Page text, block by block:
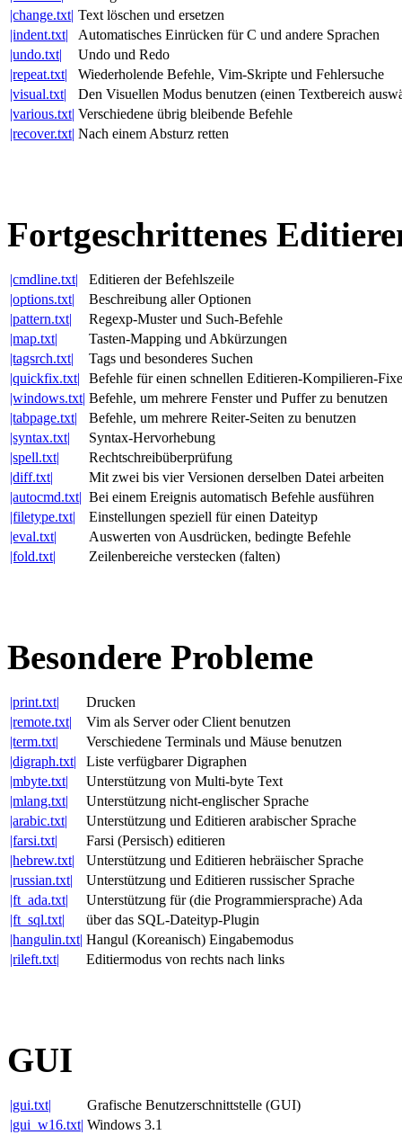
|change.txt| Text löschen und ersetzen
|indent.txt|
Automatisches Einrücken für C und andere Sprachen
|undo.txt|
Undo und Redo
|repeat.txt|
Wiederholende Befehle, Vim-Skripte und Fehlersuche
|visual.txt|
Den Visuellen Modus benutzen (einen Textbereich
|various.txt| Verschiedene übrig bleibende Befehle
|recover.txt| Nach einem Absturz retten
Fortgeschrittenes
|cmdline.txt|
Editieren der Befehlszeile
|options.txt|
Beschreibung aller Optionen
|pattern.txt|
Regexp-Muster und Such-Befehle
|map.txt|
Tasten-Mapping und Abkürzungen
|tagsrch.txt|
Tags und besonderes Suchen
|quickfix.txt|
Befehle für einen schnellen Editieren-Kompilieren-
|windows.txt| Befehle, um mehrere Fenster und Puffer zu benutzen
|tabpage.txt|
Befehle, um mehrere Reiter-Seiten zu benutzen
|syntax.txt|
Syntax-Hervorhebung
|spell.txt|
Rechtschreibüberprüfung
|diff.txt|
Mit zwei bis vier Versionen derselben Datei arbeiten
|autocmd.txt| Bei einem Ereignis automatisch Befehle ausführen
|filetype.txt|
Einstellungen speziell für einen Dateityp
|eval.txt|
Auswerten von Ausdrücken, bedingte Befehle
|fold.txt|
Zeilenbereiche verstecken (falten)
Besondere Probleme
|print.txt|
Drucken
|remote.txt|
Vim als Server oder Client benutzen
|term.txt|
Verschiedene Terminals und Mäuse benutzen
|digraph.txt|
Liste verfügbarer Digraphen
|mbyte.txt|
Unterstützung von Multi-byte Text
|mlang.txt|
Unterstützung nicht-englischer Sprache
|arabic.txt|
Unterstützung und Editieren arabischer Sprache
|farsi.txt|
Farsi (Persisch) editieren
|hebrew.txt|
Unterstützung und Editieren hebräischer Sprache
|russian.txt|
Unterstützung und Editieren russischer Sprache
|ft_ada.txt|
Unterstützung für (die Programmiersprache) Ada
|ft_sql.txt|
über das SQL-Dateityp-Plugin
|hangulin.txt| Hangul (Koreanisch) Eingabemodus
|rileft.txt|
Editiermodus von rechts nach links
GUI
|gui.txt|
Grafische Benutzerschnittstelle (GUI)
|gui_w16.txt| Windows 3.1